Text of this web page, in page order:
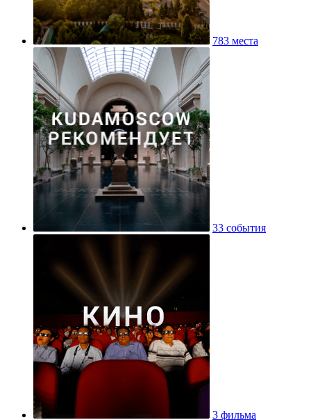
783 места
33 события
3 фильма